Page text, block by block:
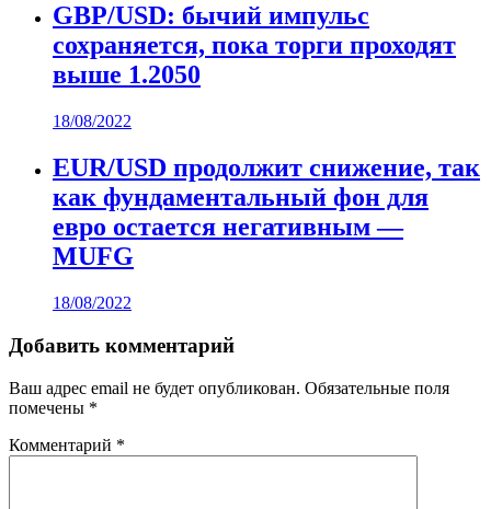
GBP/USD: бычий импульс
сохраняется, пока торги проходят
выше 1.2050
18/08/2022
EUR/USD продолжит снижение, так
как фундаментальный фон для
евро остается негативным —
MUFG
18/08/2022
Добавить комментарий
Ваш адрес email не будет опубликован. Обязательные поля
помечены *
Комментарий *